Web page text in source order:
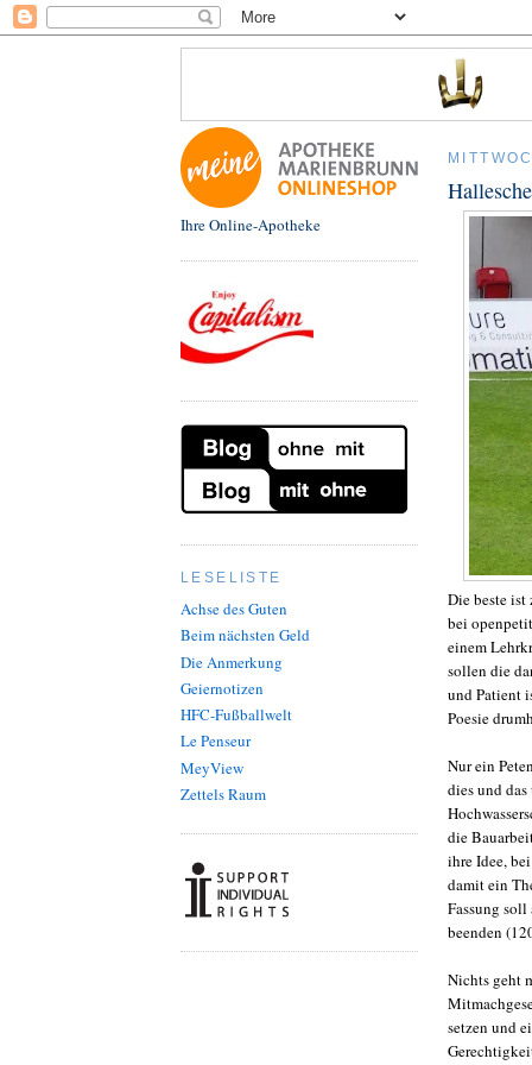
Ihre Online-Apotheke
LESELISTE
Achse des Guten
Beim nächsten Geld
Die Anmerkung
Geiernotizen
HFC-Fußballwelt
Le Penseur
MeyView
Zettels Raum
Die beste
bei
einem
sollen die
und Patient
Poesie
Nur ein
dies und
die
ihre Idee,
damit ein
Fassung
beenden
Nichts geht
setzen und